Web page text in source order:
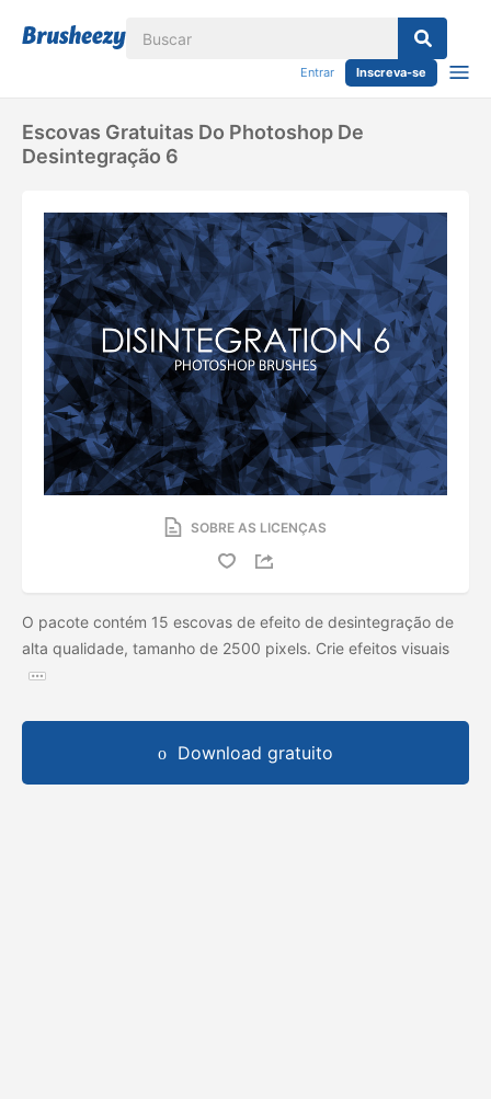
Entrar Inscreva-se
Escovas Gratuitas Do Photoshop De
Desintegração 6
SOBRE AS LICENÇAS
O pacote contém 15 escovas de efeito de desintegração de
alta qualidade, tamanho de 2500 pixels. Crie efeitos visuais
Download gratuito